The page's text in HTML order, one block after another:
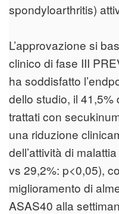
spondyloarthritis)
L’approvazione si
clinico di fase III
ha soddisfatto
dello studio, il 41,5%
trattati con
una riduzione
dell’attività di
vs 29,2%: p<0,05),
miglioramento di
ASAS40 alla